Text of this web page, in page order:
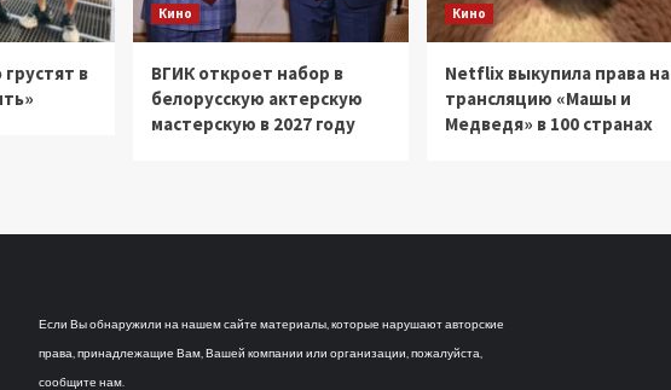
в
Кино
ВГИК откроет набор в
белорусскую актерскую
мастерскую в 2027 году
Кино
Netflix выкупила права на
трансляцию «Машы и
Медведя» в 100 странах
Если Вы обнаружили на нашем сайте материалы, которые нарушают авторские
права, принадлежащие Вам, Вашей компании или организации, пожалуйста,
сообщите нам.